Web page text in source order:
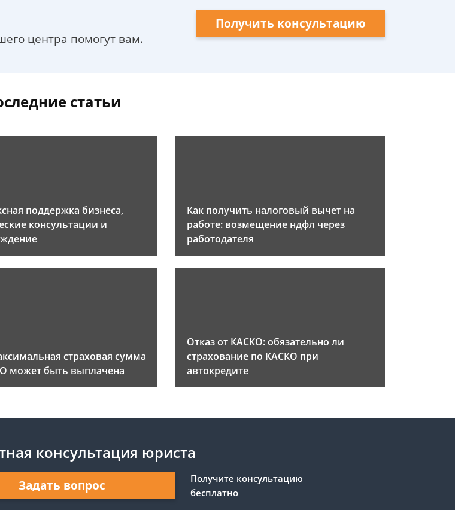
центра помогут вам.
Получить консультацию
статьи
поддержка бизнеса,
консультации и
Как получить налоговый вычет на
работе: возмещение ндфл через
работодателя
страховая сумма
может быть выплачена
Отказ от КАСКО: обязательно ли
страхование по КАСКО при
автокредите
консультация юриста
Задать вопрос
Получите консультацию
бесплатно